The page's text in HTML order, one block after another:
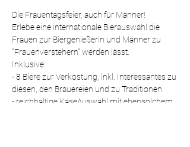
Die Frauentagsfeier, auch für Männer!
Erlebe eine internationale Bierauswahl die
Frauen zur Biergenießerin und Männer zu
"Frauenverstehern" werden lässt.
Inklusive:
- 8 Biere zur Verkostung, inkl. Interessantes zu
diesen, den Brauereien und zu Traditionen
- reichhaltige KäseAuswahl mit ebensolchem